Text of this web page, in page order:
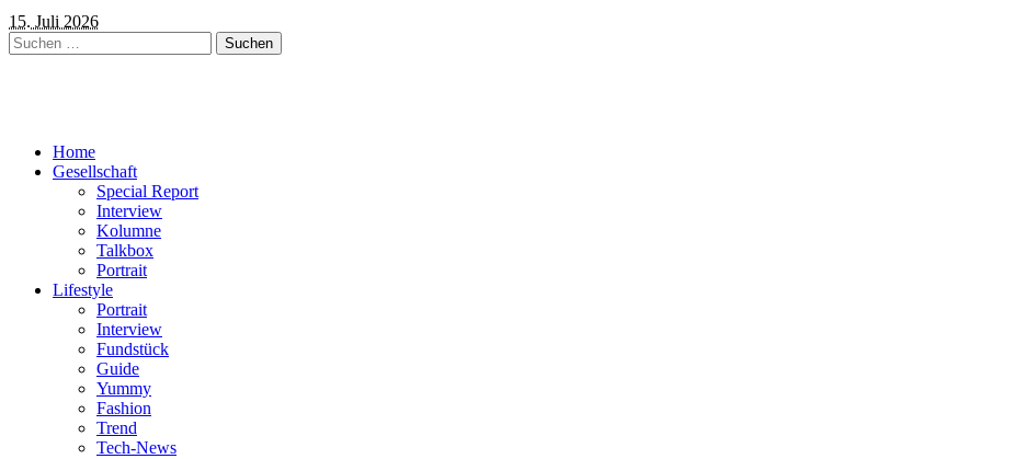
15. Juli 2026
Suchen
nach:
Home
Gesellschaft
Special Report
Interview
Kolumne
Talkbox
Portrait
Lifestyle
Portrait
Interview
Fundstück
Guide
Yummy
Fashion
Trend
Tech-News